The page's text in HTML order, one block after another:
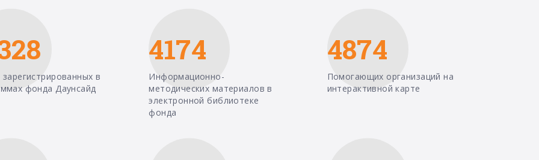
в
фонда Даунсайд
4174
Информационно-
методических материалов в
электронной библиотеке
фонда
4874
Помогающих организаций на
интерактивной карте